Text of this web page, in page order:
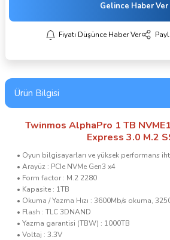
Gelince Haber Ver
Fiyatı Düşünce Haber Ver
Ürün Bilgisi
Twinmos AlphaPro 1 TB
Express 3.0 M.2
• Oyun bilgisayarları ve yüksek performans
• Arayüz : PCIe NVMe Gen3 x4
• Form factor : M.2 2280
• Kapasite : 1TB
• Okuma / Yazma Hızı : 3600Mb/s okuma,
• Flash : TLC 3DNAND
• Yazma garantisi (TBW) : 1000TB
• Voltaj : 3.3V